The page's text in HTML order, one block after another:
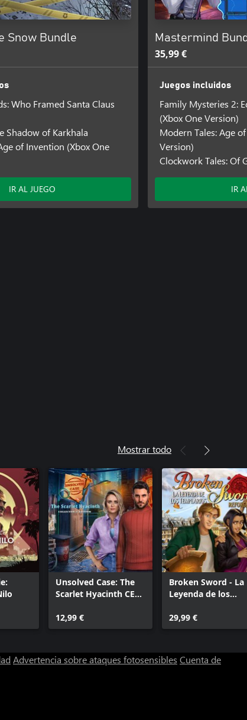
Snow Bundle
Who Framed Santa Claus
Shadow of Karkhala
of Invention (Xbox One
IR AL JUEGO
Mastermind
35,99 €
Juegos incluidos
Family Mysteries 2:
(Xbox One Version)
Modern Tales: Age
Version)
Clockwork Tales: Of
IR
Mostrar todo
Unsolved Case: The
Scarlet Hyacinth CE
12,99 €
Broken Sword - La
Leyenda de los
29,99 €
Advertencia sobre ataques fotosensibles Cuenta de